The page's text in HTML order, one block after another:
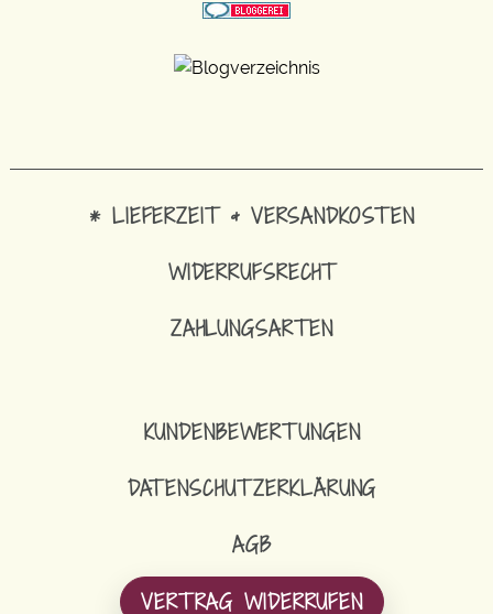
* LIEFERZEIT & VERSANDKOSTEN
WIDERRUFSRECHT
ZAHLUNGSARTEN
KUNDENBEWERTUNGEN
DATENSCHUTZERKLÄRUNG
AGB
VERTRAG WIDERRUFEN